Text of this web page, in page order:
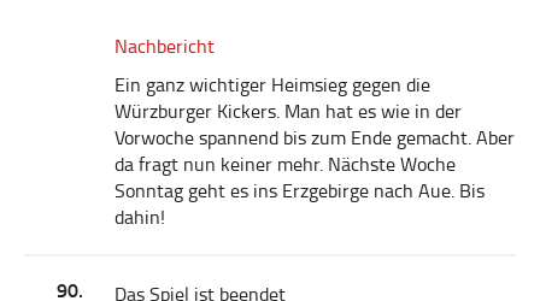
Nachbericht
Ein ganz wichtiger Heimsieg gegen die
Würzburger Kickers. Man hat es wie in der
Vorwoche spannend bis zum Ende gemacht. Aber
da fragt nun keiner mehr. Nächste Woche
Sonntag geht es ins Erzgebirge nach Aue. Bis
dahin!
90. Das Spiel ist beendet